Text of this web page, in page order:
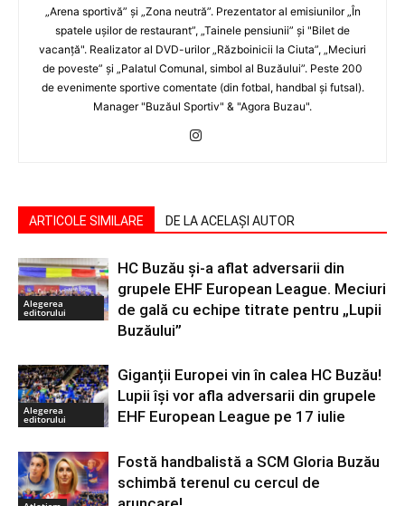
„Arena sportivă” şi „Zona neutră”. Prezentator al emisiunilor „În
spatele uşilor de restaurant”, „Tainele pensiunii” şi "Bilet de
vacanţă". Realizator al DVD-urilor „Războinicii la Ciuta”, „Meciuri
de poveste” şi „Palatul Comunal, simbol al Buzăului”. Peste 200
de evenimente sportive comentate (din fotbal, handbal şi futsal).
Manager "Buzăul Sportiv" & "Agora Buzau".
ARTICOLE SIMILARE DE LA ACELAȘI AUTOR
Alegerea
editorului
HC Buzău și-a aflat adversarii din
grupele EHF European League. Meciuri
de gală cu echipe titrate pentru „Lupii
Buzăului”
Alegerea
editorului
Giganții Europei vin în calea HC Buzău!
Lupii își vor afla adversarii din grupele
EHF European League pe 17 iulie
Fostă handbalistă a SCM Gloria Buzău
schimbă terenul cu cercul de